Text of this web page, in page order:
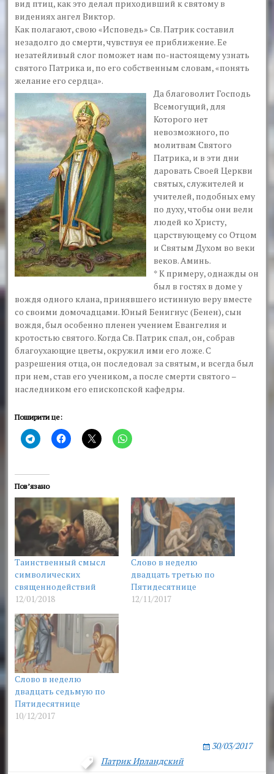
вид птиц, как это делал приходивший к святому в
видениях ангел Виктор.
Как полагают, свою «Исповедь» Св. Патрик составил
незадолго до смерти, чувствуя ее приближение. Ее
незатейливый слог поможет нам по-настоящему узнать
святого Патрика и, по его собственным словам, «понять
желание его сердца».
Да благоволит Господь
Всемогущий, для
Которого нет
невозможного, по
молитвам Святого
Патрика, и в эти дни
даровать Своей Церкви
святых, служителей и
учителей, подобных ему
по духу, чтобы они вели
людей ко Христу,
царствующему со Отцом
и Святым Духом во веки
веков. Аминь.
* К примеру, однажды он
был в гостях в доме у
вождя одного клана, принявшего истинную веру вместе
со своими домочадцами. Юный Бенигнус (Бенен), сын
вождя, был особенно пленен учением Евангелия и
кротостью святого. Когда Св. Патрик спал, он, собрав
благоухающие цветы, окружил ими его ложе. С
разрешения отца, он последовал за святым, и всегда был
при нем, став его учеником, а после смерти святого –
наследником его епископской кафедры.
Поширити це:
Пов’язано
Таинственный смысл
символических
священнодействий
12/01/2018
Слово в неделю
двадцать третью по
Пятидесятнице
12/11/2017
Слово в неделю
двадцать седьмую по
Пятидесятнице
10/12/2017
30/03/2017
Патрик Ирландский